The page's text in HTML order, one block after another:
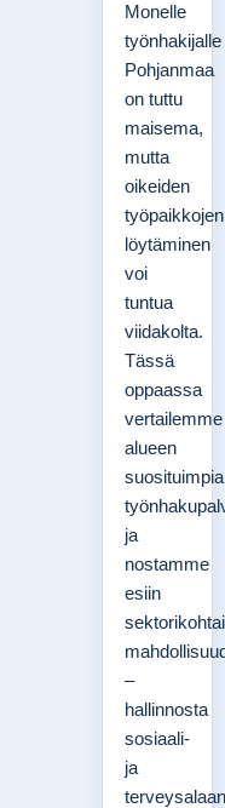
Monelle
työnhakijalle
Pohjanmaa
on tuttu
maisema,
mutta
oikeiden
työpaikkojen
löytäminen
voi
tuntua
viidakolta.
Tässä
oppaassa
vertailemme
alueen
suosituimpia
ja
nostamme
esiin
–
hallinnosta
sosiaali-
ja